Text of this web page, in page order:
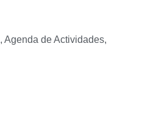
, Agenda de Actividades,